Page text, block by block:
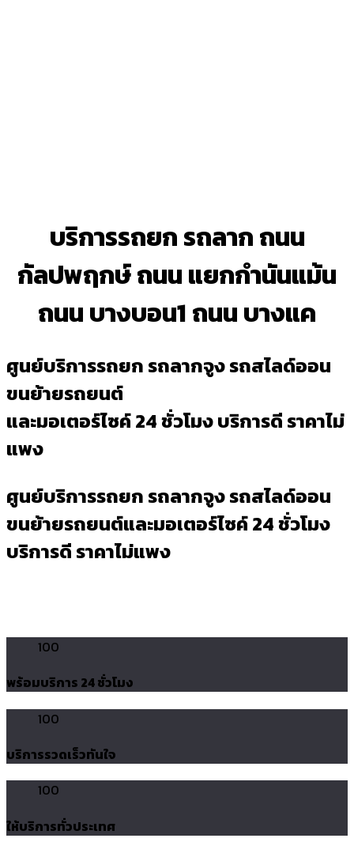
บริการรถยก รถลาก ถนน
กัลปพฤกษ์ ถนน แยกกำนันแม้น
ถนน บางบอน1 ถนน บางแค
ศูนย์บริการรถยก รถลากจูง รถสไลด์ออน
ขนย้ายรถยนต์
และมอเตอร์ไซค์ 24 ชั่วโมง บริการดี ราคาไม่
แพง
ศูนย์บริการรถยก รถลากจูง รถสไลด์ออน
ขนย้ายรถยนต์และมอเตอร์ไซค์ 24 ชั่วโมง
บริการดี ราคาไม่แพง
100
พร้อมบริการ 24 ชั่วโมง
100
บริการรวดเร็วทันใจ
100
ให้บริการทั่วประเทศ